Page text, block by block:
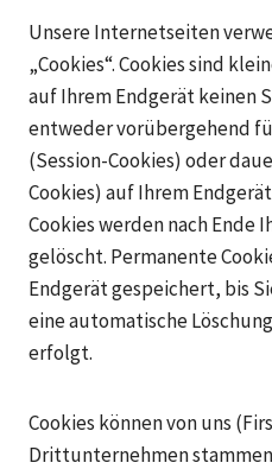
Unsere Internetseiten
„Cookies“. Cookies sind
auf Ihrem Endgerät keinen
entweder vorübergehend
(Session-Cookies) oder
Cookies) auf Ihrem
Cookies werden nach Ende
gelöscht. Permanente
Endgerät gespeichert, bis
eine automatische
erfolgt.
Cookies können von uns
Drittunternehmen